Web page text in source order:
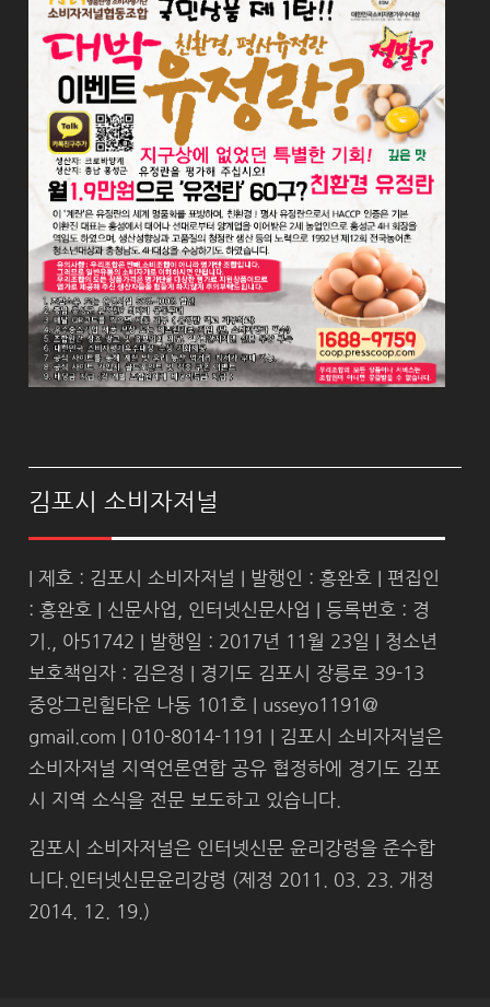
김포시 소비자저널
| 제호 : 김포시 소비자저널 | 발행인 : 홍완호 | 편집인
: 홍완호 | 신문사업, 인터넷신문사업 | 등록번호 : 경
기., 아51742 | 발행일 : 2017년 11월 23일 | 청소년
보호책임자 : 김은정 | 경기도 김포시 장릉로 39-13
중앙그린힐타운 나동 101호 | usseyo1191@
gmail.com | 010-8014-1191 | 김포시 소비자저널은
소비자저널 지역언론연합 공유 협정하에 경기도 김포
시 지역 소식을 전문 보도하고 있습니다.
김포시 소비자저널은 인터넷신문 윤리강령을 준수합
니다.인터넷신문윤리강령 (제정 2011. 03. 23. 개정
2014. 12. 19.)